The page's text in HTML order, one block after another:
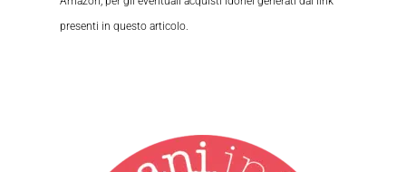
presenti in questo articolo.